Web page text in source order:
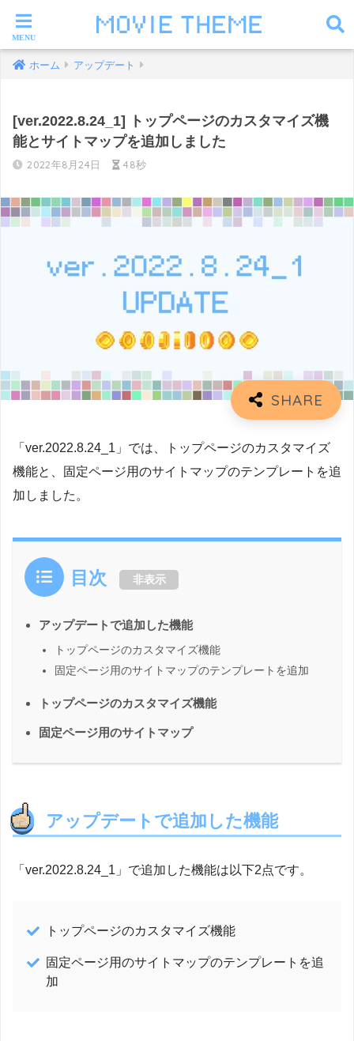
ホーム アップデート
[ver.2022.8.24_1] トップページのカスタマイズ機
能とサイトマップを追加しました
2022年8月24日 48秒
「ver.2022.8.24_1」では、トップページのカスタマイズ
機能と、固定ページ用のサイトマップのテンプレートを追
加しました。
目次 非表示
アップデートで追加した機能
トップページのカスタマイズ機能
固定ページ用のサイトマップのテンプレートを追加
トップページのカスタマイズ機能
固定ページ用のサイトマップ
アップデートで追加した機能
「ver.2022.8.24_1」で追加した機能は以下2点です。
トップページのカスタマイズ機能
固定ページ用のサイトマップのテンプレートを追
加